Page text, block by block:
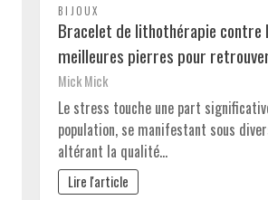
BIJOUX
Bracelet de lithothérapie contre
meilleures pierres pour
Mick Mick
Le stress touche une part
population, se manifestant sous
altérant la qualité…
Lire l'article